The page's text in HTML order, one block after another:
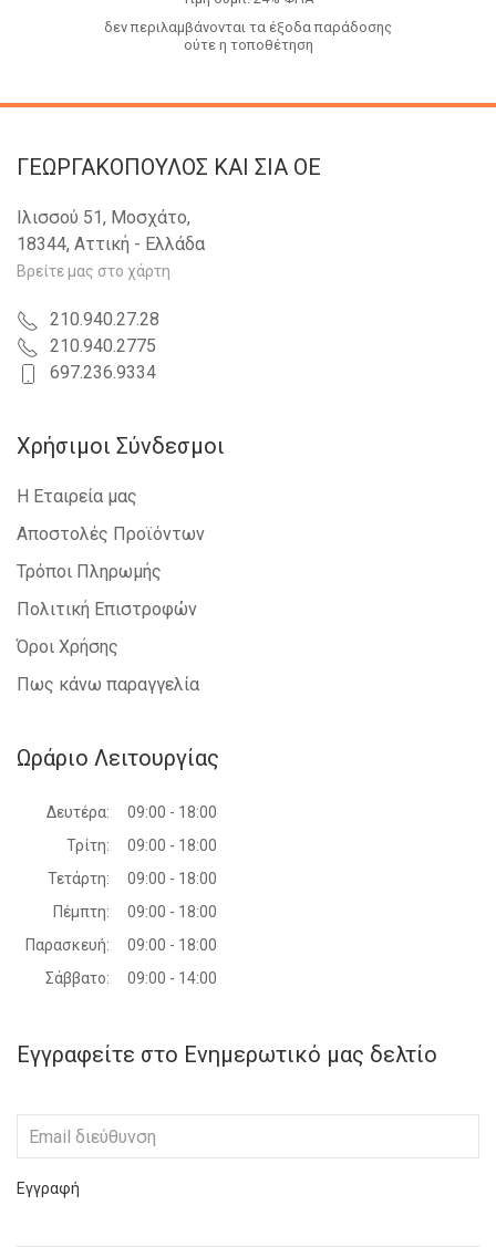
δεν περιλαμβάνονται τα έξοδα παράδοσης
ούτε η τοποθέτηση
ΓΕΩΡΓΑΚΟΠΟΥΛΟΣ KAI ΣΙΑ OE
Ιλισσού 51, Μοσχάτο,
18344, Αττική - Ελλάδα
Βρείτε μας στο χάρτη
210.940.27.28
210.940.2775
697.236.9334
Χρήσιμοι Σύνδεσμοι
Η Εταιρεία μας
Αποστολές Προϊόντων
Τρόποι Πληρωμής
Πολιτική Επιστροφών
Όροι Χρήσης
Πως κάνω παραγγελία
Ωράριο Λειτουργίας
Δευτέρα:
09:00 - 18:00
Τρίτη:
09:00 - 18:00
Τετάρτη:
09:00 - 18:00
Πέμπτη:
09:00 - 18:00
Παρασκευή:
09:00 - 18:00
Σάββατο:
09:00 - 14:00
Εγγραφείτε στο Ενημερωτικό μας δελτίο
Εγγραφή